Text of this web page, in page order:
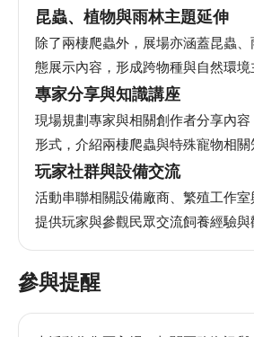
昆蟲、植物與雨林主題延伸
除了兩棲爬蟲外，展場亦涵蓋昆蟲
態展示內容，形成跨物種與自然環境
專家分享與知識講座
現場規劃專家與相關創作者分享內
形式，介紹兩棲爬蟲與特殊寵物相關
玩家社群與設備交流
活動串聯相關設備廠商、繁殖工作室
提供玩家與參觀民眾交流飼養經驗與
參與提醒